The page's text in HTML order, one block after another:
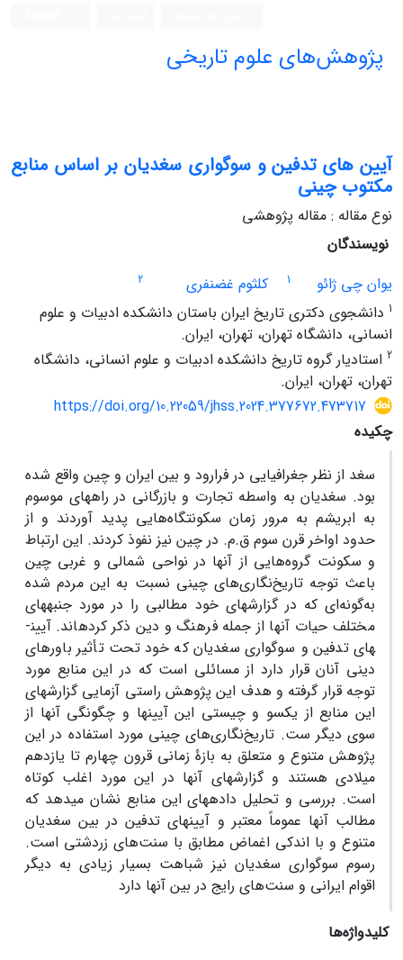
پژوهش‌های علوم تاریخی
آیین های تدفین و سوگواری سغدیان بر اساس منابع
مکتوب چینی
نوع مقاله : مقاله پژوهشی
نویسندگان
یوان چی ژائو
1 کلثوم غضنفری
2
1 دانشجوی دکتری تاریخ ایران باستان دانشکده ادبیات و علوم
انسانی، دانشگاه تهران، تهران، ایران.
2 استادیار گروه تاریخ دانشکده ادبیات و علوم انسانی، دانشگاه
تهران، تهران، ایران.
https://doi.org/10.22059/jhss.2024.377672.473717
چکیده
سغد از نظر جغرافیایی در فرارود و بین ایران و چین واقع شده
بود. سغدیان به واسطه تجارت و بازرگانی در راه­های موسوم
به ابریشم به مرور زمان سکونتگاه‌هایی پدید آوردند و از
حدود اواخر قرن سوم ق.م. در چین نیز نفوذ کردند. این ارتباط
و سکونت گروه‌هایی از آنها در نواحی شمالی و غربی چین
باعث توجه تاریخ‌نگاری‌های چینی نسبت به این مردم شده
به‌گونه‌ای که در گزارش­های خود مطالبی را در مورد جنبه­های
مختلف حیات آنها از جمله فرهنگ و دین ذکر کرده­اند. آیین­
های تدفین و سوگواری سغدیان که خود تحت تأثیر باورهای
دینی آنان قرار دارد از مسائلی است که در این منابع مورد
توجه قرار گرفته و هدف این پژوهش راستی آزمایی گزارش­های
این منابع از یک­سو و چیستی این آیین­ها و چگونگی آن­ها از
سوی دیگر ست. تاریخ‌نگاری‌های چینی مورد استفاده در این
پژوهش متنوع و متعلق به بازۀ زمانی قرون چهارم تا یازدهم
میلادی هستند و گزارش­های آن­ها در این مورد اغلب کوتاه
است. بررسی و تحلیل داده­های این منابع نشان می­دهد که
مطالب آن­ها عموماً معتبر و آیین­های تدفین در بین سغدیان
متنوع و با اندکی اغماض مطابق با سنت‌های زردشتی است.
رسوم سوگواری سغدیان نیز شباهت بسیار زیادی به دیگر
اقوام ایرانی و سنت‌های رایج در بین آنها دارد
کلیدواژه‌ها